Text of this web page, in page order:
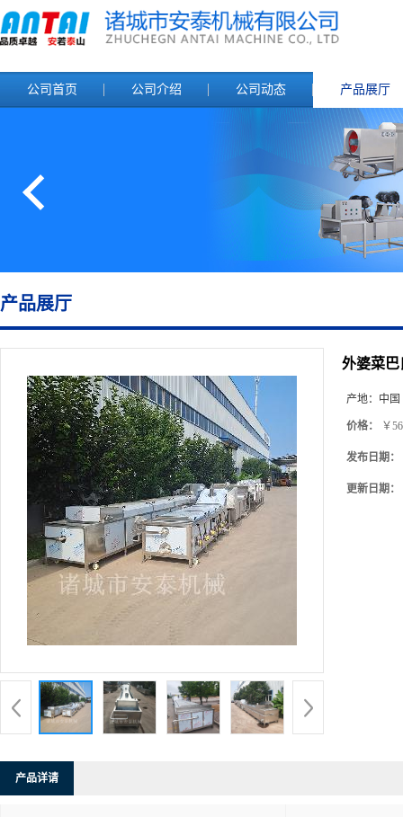
公司首页 公司介绍 公司动态 产品展厅
产品展厅
外婆菜巴
产地： 中
价格： ￥
发布日期：
更新日期：
产品详请